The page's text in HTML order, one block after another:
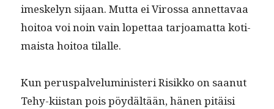
imeske­lyn sijaan. Mut­ta ei Virossa annet­tavaa
hoitoa voi noin vain lopet­taa tar­joa­mat­ta koti­
maista hoitoa tilalle.
Kun perus­palve­lu­min­is­teri Risikko on saanut
Tehy-kiis­tan pois pöy­dältään, hänen pitäisi